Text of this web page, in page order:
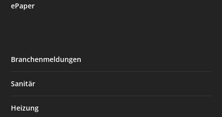
ePaper
Branchenmeldungen
Sanitär
Heizung